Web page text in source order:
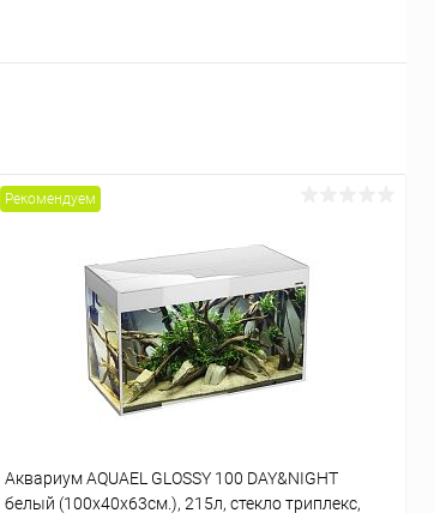
Рекомендуем
Аквариум AQUAEL GLOSSY 100 DAY&NIGHT
белый (100х40х63см.), 215л, стекло триплекс,